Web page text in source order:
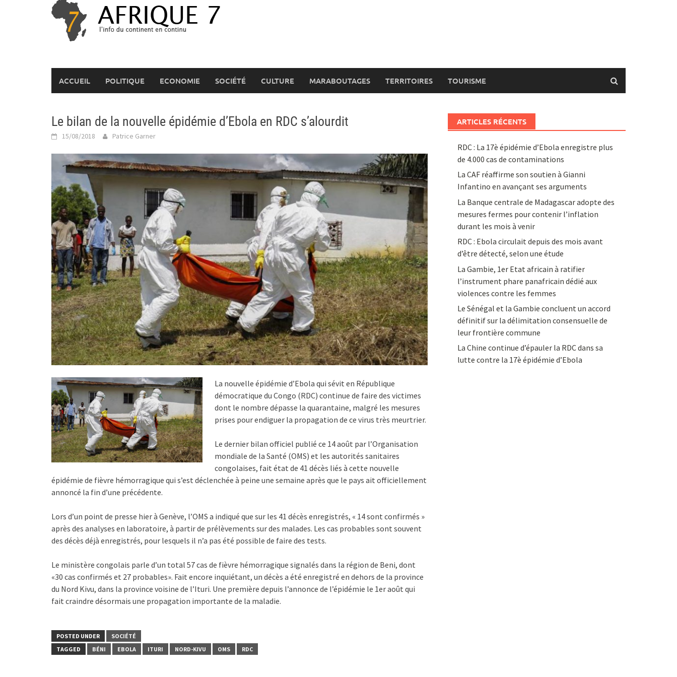
ACCUEIL POLITIQUE ECONOMIE SOCIÉTÉ CULTURE MARABOUTAGES TERRITOIRES TOURISME
Le bilan de la nouvelle épidémie d’Ebola en RDC s’alourdit
15/08/2018 Patrice Garner
La nouvelle épidémie d’Ebola qui sévit en République
démocratique du Congo (RDC) continue de faire des victimes
dont le nombre dépasse la quarantaine, malgré les mesures
prises pour endiguer la propagation de ce virus très meurtrier.
Le dernier bilan officiel publié ce 14 août par l’Organisation
mondiale de la Santé (OMS) et les autorités sanitaires
congolaises, fait état de 41 décès liés à cette nouvelle
épidémie de fièvre hémorragique qui s’est déclenchée à peine une semaine après que le pays ait officiellement
annoncé la fin d’une précédente.
Lors d’un point de presse hier à Genève, l’OMS a indiqué que sur les 41 décès enregistrés, « 14 sont confirmés »
après des analyses en laboratoire, à partir de prélèvements sur des malades. Les cas probables sont souvent
des décès déjà enregistrés, pour lesquels il n’a pas été possible de faire des tests.
Le ministère congolais parle d’un total 57 cas de fièvre hémorragique signalés dans la région de Beni, dont
«30 cas confirmés et 27 probables». Fait encore inquiétant, un décès a été enregistré en dehors de la province
du Nord Kivu, dans la province voisine de l’Ituri. Une première depuis l’annonce de l’épidémie le 1er août qui
fait craindre désormais une propagation importante de la maladie.
POSTED UNDER
SOCIÉTÉ
TAGGED
BÉNI EBOLA ITURI NORD-KIVU OMS RDC
ARTICLES RÉCENTS
RDC : La 17è épidémie d’Ebola enregistre plus
de 4.000 cas de contaminations
La CAF réaffirme son soutien à Gianni
Infantino en avançant ses arguments
La Banque centrale de Madagascar adopte des
mesures fermes pour contenir l’inflation
durant les mois à venir
RDC : Ebola circulait depuis des mois avant
d’être détecté, selon une étude
La Gambie, 1er Etat africain à ratifier
l’instrument phare panafricain dédié aux
violences contre les femmes
Le Sénégal et la Gambie concluent un accord
définitif sur la délimitation consensuelle de
leur frontière commune
La Chine continue d’épauler la RDC dans sa
lutte contre la 17è épidémie d’Ebola